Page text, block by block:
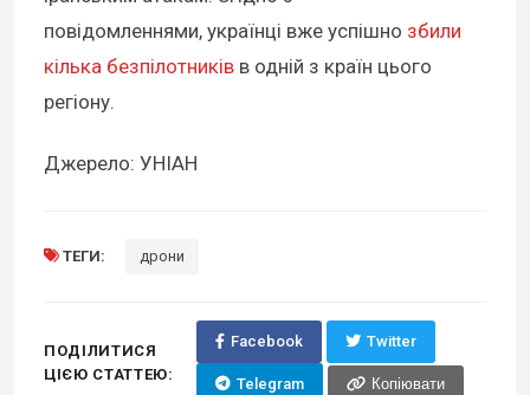
повідомленнями, українці вже успішно збили
кілька безпілотників в одній з країн цього
регіону.
Джерело: УНІАН
ТЕГИ: дрони
ПОДІЛИТИСЯ
ЦІЄЮ СТАТТЕЮ:
Facebook Twitter
Telegram Копіювати